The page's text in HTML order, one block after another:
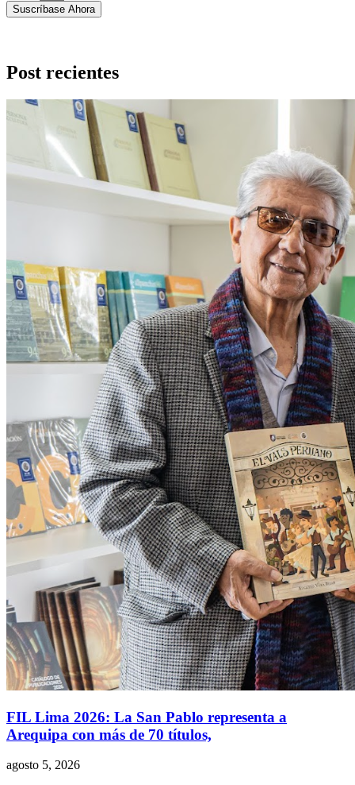
Suscríbase Ahora
Post recientes
FIL Lima 2026: La San Pablo representa a
Arequipa con más de 70 títulos,
agosto 5, 2026